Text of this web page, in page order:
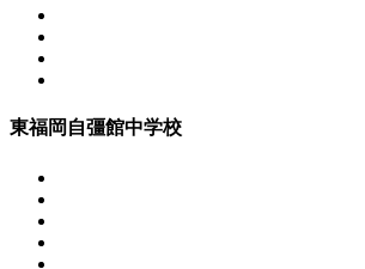
東福岡自彊館中学校